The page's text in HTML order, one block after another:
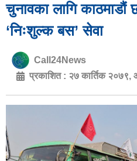
चुनावका लागि
‘निःशुल्क बस’ सेवा
Call24News
प्रकाशित : २७ कार्तिक २०७९,